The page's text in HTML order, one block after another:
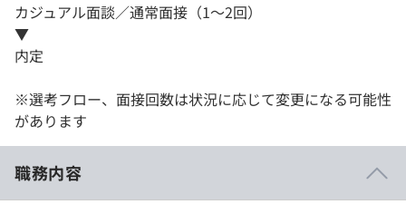
カジュアル面談／通常面接（1～2回）
▼
内定
※選考フロー、面接回数は状況に応じて変更になる可能性
があります
職務内容